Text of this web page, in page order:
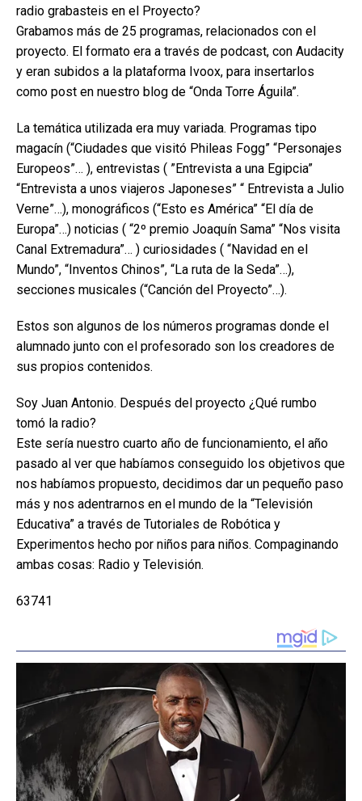
radio grabasteis en el Proyecto?
Grabamos más de 25 programas, relacionados con el
proyecto. El formato era a través de podcast, con Audacity
y eran subidos a la plataforma Ivoox, para insertarlos
como post en nuestro blog de “Onda Torre Águila”.
La temática utilizada era muy variada. Programas tipo
magacín (“Ciudades que visitó Phileas Fogg” “Personajes
Europeos”… ), entrevistas ( ”Entrevista a una Egipcia”
“Entrevista a unos viajeros Japoneses” “ Entrevista a Julio
Verne”…), monográficos (“Esto es América” “El día de
Europa”…) noticias ( “2º premio Joaquín Sama” “Nos visita
Canal Extremadura”… ) curiosidades ( “Navidad en el
Mundo”, “Inventos Chinos”, “La ruta de la Seda”…),
secciones musicales (“Canción del Proyecto”…).
Estos son algunos de los números programas donde el
alumnado junto con el profesorado son los creadores de
sus propios contenidos.
Soy Juan Antonio. Después del proyecto ¿Qué rumbo
tomó la radio?
Este sería nuestro cuarto año de funcionamiento, el año
pasado al ver que habíamos conseguido los objetivos que
nos habíamos propuesto, decidimos dar un pequeño paso
más y nos adentrarnos en el mundo de la “Televisión
Educativa” a través de Tutoriales de Robótica y
Experimentos hecho por niños para niños. Compaginando
ambas cosas: Radio y Televisión.
63741